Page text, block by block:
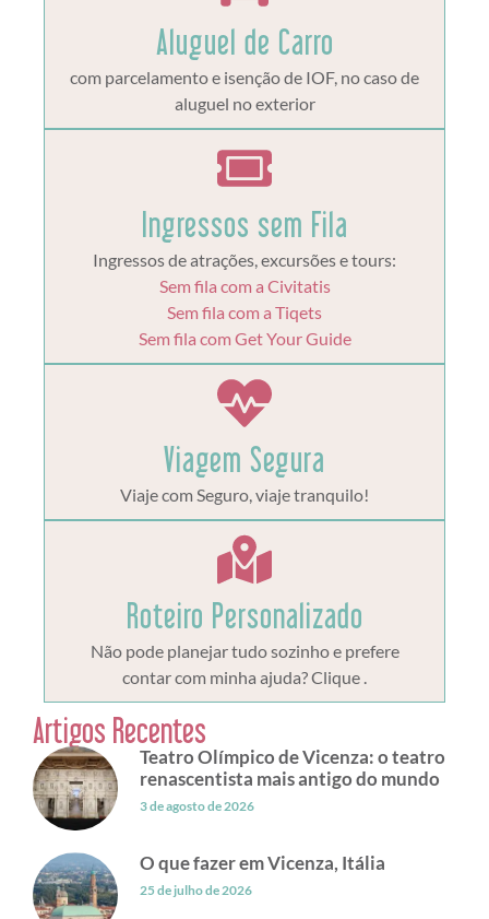
Aluguel de Carro
com parcelamento e isenção de IOF, no caso de
aluguel no exterior
Ingressos sem Fila
Ingressos de atrações, excursões e tours:
Sem fila com a Civitatis
Sem fila com a Tiqets
Sem fila com Get Your Guide
Viagem Segura
Viaje com Seguro, viaje tranquilo!
Roteiro Personalizado
Não pode planejar tudo sozinho e prefere
contar com minha ajuda? Clique .
Artigos Recentes
Teatro Olímpico de Vicenza: o teatro
renascentista mais antigo do mundo
3 de agosto de 2026
O que fazer em Vicenza, Itália
25 de julho de 2026